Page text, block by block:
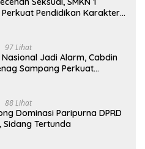
Pendidikan Karakter
97 Lihat
Jadi Alarm, Cabdin
Sampang Perkuat
88 Lihat
Dominasi Paripurna DPRD
Sidang Tertunda